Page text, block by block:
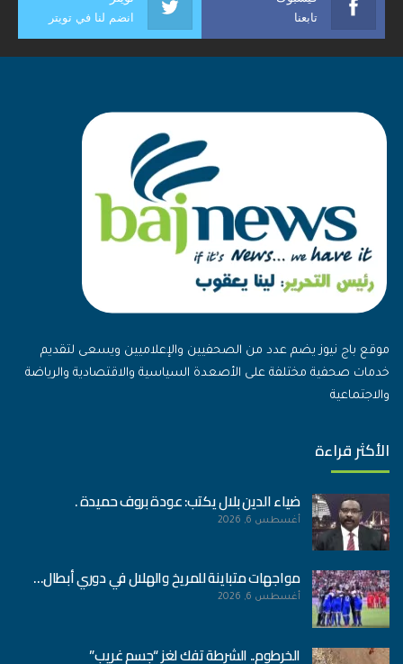
تابعنا انضم لنا في تويتر
موقع باج نيوز يضم عدد من الصحفيين والإعلاميين ويسعى لتقديم
خدمات صحفية مختلفة على الأصعدة السياسية والاقتصادية والرياضة
والاجتماعية
الأكثر قراءة
ضياء الدين بلال يكتب: عودة بروف حميدة .
أغسطس 6, 2026
مواجهات متباينة للمريخ والهلال في دوري أبطال…
أغسطس 6, 2026
الخرطوم.. الشرطة تفك لغز “جسم غريب”